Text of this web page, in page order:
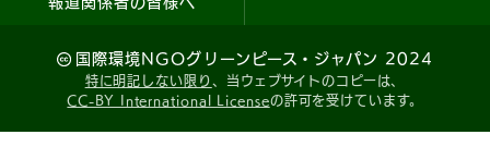
国際環境NGOグリーンピース・ジャパン 2024
特に明記しない限り 、当ウェブサイトのコピーは、
CC-BY International Licenseの許可を受けています。